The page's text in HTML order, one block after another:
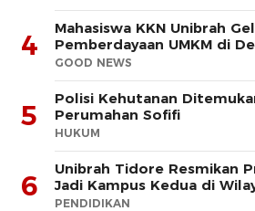
4
Mahasiswa KKN Unibrah
Pemberdayaan UMKM di
GOOD NEWS
5
Polisi Kehutanan
Perumahan Sofifi
HUKUM
6
Unibrah Tidore Resmikan
Jadi Kampus Kedua di
PENDIDIKAN